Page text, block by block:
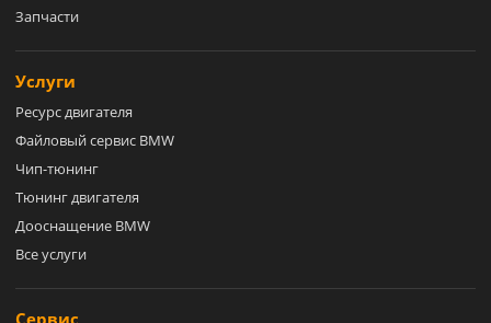
Запчасти
Услуги
Ресурс двигателя
Файловый сервис BMW
Чип-тюнинг
Тюнинг двигателя
Дооснащение BMW
Все услуги